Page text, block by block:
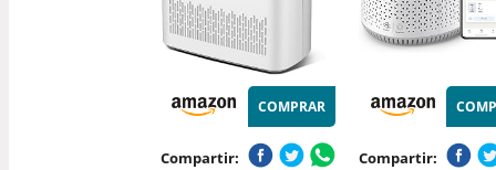
COMPRAR
Compartir: Compartir: